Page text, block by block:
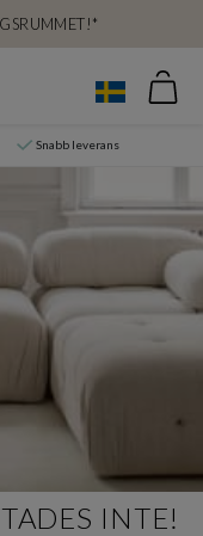
Snabb leverans
INTE!